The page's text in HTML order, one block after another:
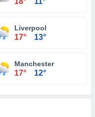
Liverpool
17° 13°
Manchester
17° 12°